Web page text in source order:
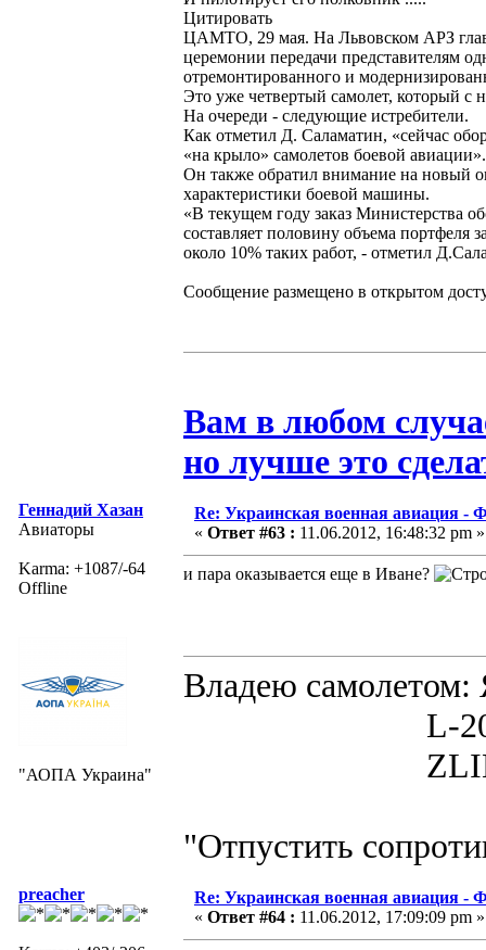
Цитировать
ЦАМТО, 29 мая. На Львовском АРЗ
церемонии передачи представителям
отремонтированного и
Это уже четвертый самолет, который с
На очереди - следующие истребители.
Как отметил Д. Саламатин, «сейчас
«на крыло» самолетов боевой авиации».
Он также обратил внимание на новый
характеристики боевой машины.
«В текущем году заказ Министерства
составляет половину объема портфеля
около 10% таких работ, - отметил
Сообщение размещено в открытом
Вам в любом
но лучше это
Геннадий Хазан
Авиаторы
Karma: +1087/-64
Offline
"АОПА Украина"
Re: Украинская военная авиация -
« Ответ #63 : 11.06.2012, 16:48:32 pm »
и пара оказывается еще в Иване?
Владею
L-200D
ZLIN 526
"Отпустить
preacher
Re: Украинская военная авиация -
« Ответ #64 : 11.06.2012, 17:09:09 pm »